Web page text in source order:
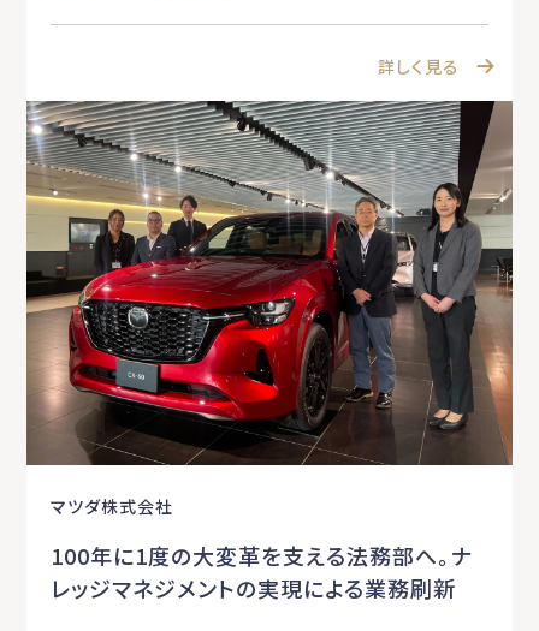
詳しく見る
マツダ株式会社
100年に1度の大変革を支える法務部へ。ナ
レッジマネジメントの実現による業務刷新